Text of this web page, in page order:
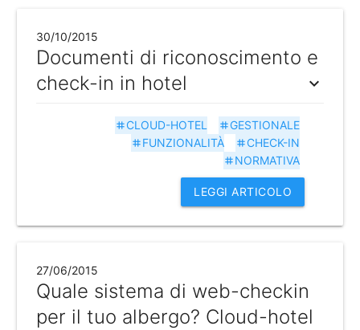
30/10/2015
Documenti di riconoscimento e
check-in in hotel
expand_more
tag GESTIONALE
tag CLOUD-HOTEL
tag CHECK-IN
tag FUNZIONALITÀ
tag NORMATIVA
LEGGI ARTICOLO
27/06/2015
Quale sistema di web-checkin
per il tuo albergo? Cloud-hotel